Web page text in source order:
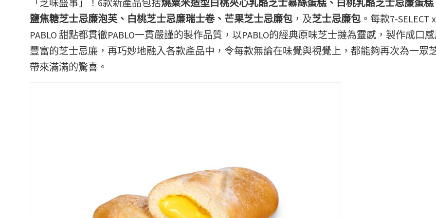
「芝味盛事」！6款新產品包括燒粟米造型白桃夾心乳酪芝士慕絲蛋糕、白桃乳酪芝士忌廉蛋
鹽焦糖芝士忌廉泡芙、白桃芝士忌廉瑞士卷、芒果芝士忌廉包 ，及芝士忌廉包 。每款7-SELECT x
PABLO 甜點都貫徹PABLO一貫嚴謹的製作品質，以PABLO的經典原味芝士撻為靈感，製作成口
豐富的芝士忌廉，再巧妙地融入各款產品中，令每款無論在味覺與視覺上，都能夠再次為一眾
帶來滿滿的驚喜。